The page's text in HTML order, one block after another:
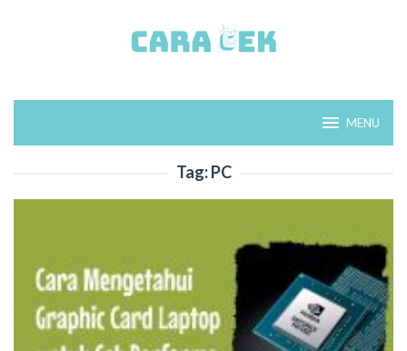
MENU
Tag:PC